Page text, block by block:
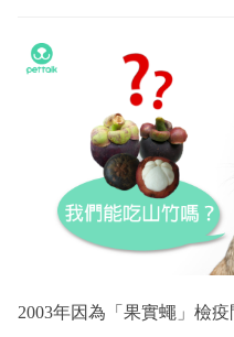
2003年因為「果實蠅」檢